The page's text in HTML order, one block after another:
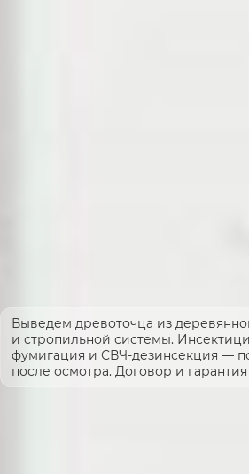
Выведем древоточца из
и стропильной системы.
фумигация и СВЧ-дезинсекция —
после осмотра. Договор и гарантия